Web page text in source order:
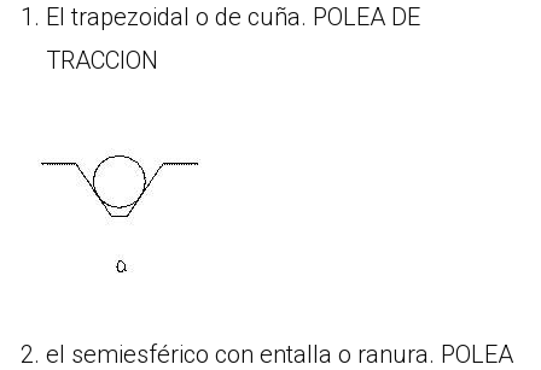
El trapezoidal o de cuña. POLEA DE
TRACCION
el semiesférico con entalla o ranura. POLEA